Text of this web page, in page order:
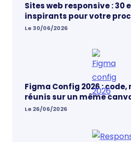
Sites web responsive : 30
inspirants pour votre
Le 30/06/2026
Figma Config 2026 : code,
réunis sur un même
change vraiment pour les
Le 26/06/2026